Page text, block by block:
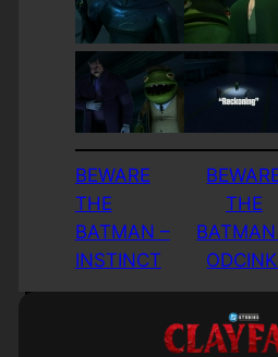
BEWARE
THE
BATMAN –
INSTINCT
THE